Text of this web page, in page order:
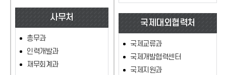
사무처
총무과
인력개발과
재무회계과
국제대외협력처
국제교류과
국제개발협력센터
국제지원과